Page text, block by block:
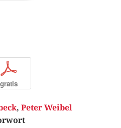
p
gratis
, Peter Weibel